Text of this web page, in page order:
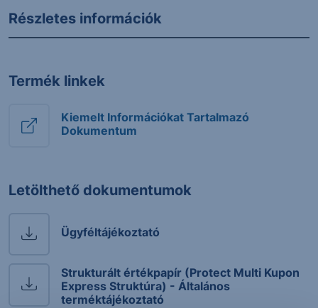
Részletes információk
Termék linkek
Kiemelt Információkat Tartalmazó
Dokumentum
Letölthető dokumentumok
Ügyféltájékoztató
Strukturált értékpapír (Protect Multi Kupon
Express Struktúra) - Általános
terméktájékoztató